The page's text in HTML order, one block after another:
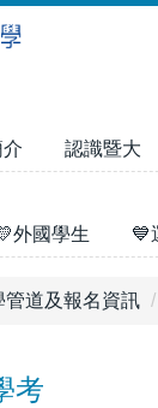
認識暨大
外國學生 💙
管道及報名資訊
考